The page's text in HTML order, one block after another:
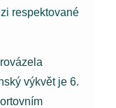
respektované
výkvět je 6.